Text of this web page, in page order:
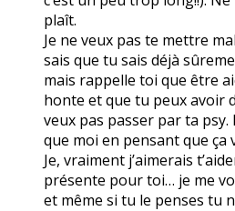
plaît.
Je ne veux pas te mettre
sais que tu sais déjà
mais rappelle toi que être
honte et que tu peux avoir
veux pas passer par ta
que moi en pensant que ça
Je, vraiment j’aimerais
présente pour toi… je me
et même si tu le penses tu